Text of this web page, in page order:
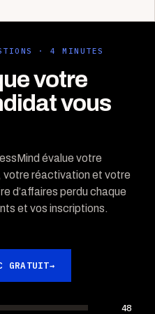
· 4 MINUTES
votre
vous
évalue votre
votre réactivation et votre
d’affaires perdu chaque
et vos inscriptions.
GRATUIT→
48